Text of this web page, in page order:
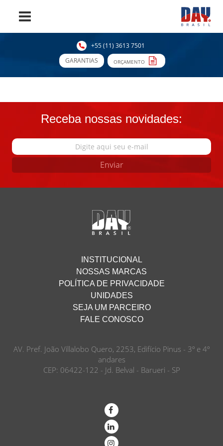
+55 (11) 3613 7501
GARANTIAS
ORÇAMENTO
Receba nossas novidades:
Enviar
INSTITUCIONAL
NOSSAS MARCAS
POLÍTICA DE PRIVACIDADE
UNIDADES
SEJA UM PARCEIRO
FALE CONOSCO
AV. Pref. João Villalobo Quero, 2253, Edifício Pinus - 3º e 4º
andares
CEP: 06422-122 - Jd. Belval - Barueri - SP